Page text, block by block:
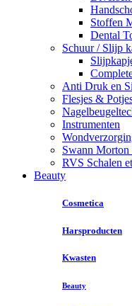
Stoffen
Dental
Schuur / Slijp
Anti Druk en
Flesjes &
Instrumenten
Swann Morton
RVS Schalen
Beauty
Cosmetica
Harsproducten
Kwasten
Beauty